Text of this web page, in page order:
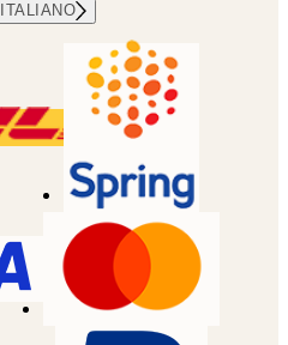
ITALIANO